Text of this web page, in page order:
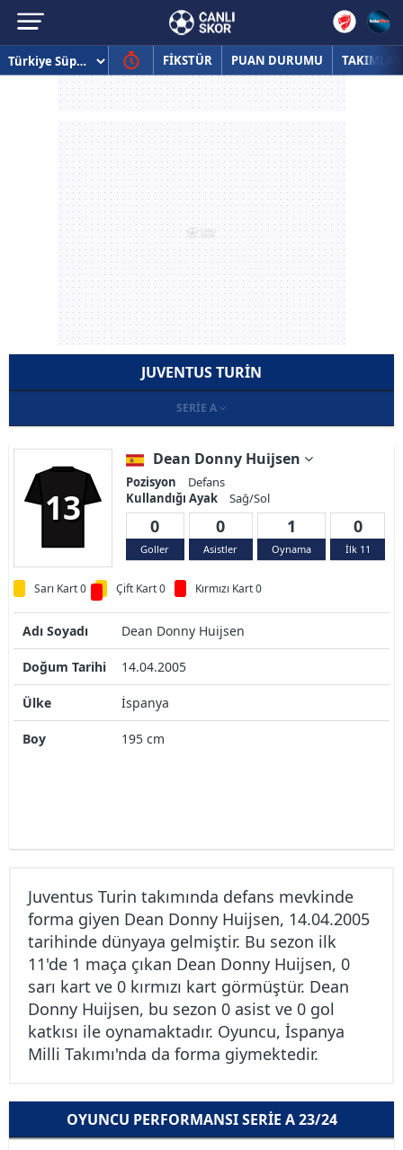
FİKSTÜR PUAN DURUMU TAKIMLAR
JUVENTUS TURIN
SERIE A
13
Dean Donny Huijsen
Pozisyon
Defans
Kullandığı Ayak
Sağ/Sol
0
Goller
0
Asistler
1
Oynama
0
İlk 11
Sarı Kart 0 Çift Kart 0 Kırmızı Kart 0
Adı Soyadı Dean Donny Huijsen
Doğum Tarihi 14.04.2005
Ülke İspanya
Boy 195 cm
Juventus Turin takımında defans mevkinde
forma giyen Dean Donny Huijsen, 14.04.2005
tarihinde dünyaya gelmiştir. Bu sezon ilk
11'de 1 maça çıkan Dean Donny Huijsen, 0
sarı kart ve 0 kırmızı kart görmüştür. Dean
Donny Huijsen, bu sezon 0 asist ve 0 gol
katkısı ile oynamaktadır. Oyuncu, İspanya
Milli Takımı'nda da forma giymektedir.
OYUNCU PERFORMANSI SERIE A 23/24